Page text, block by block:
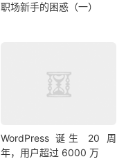
职场新手的困惑（一）
WordPress 诞生 20 周
年，用户超过 6000 万